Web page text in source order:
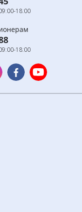
18:00
18:00